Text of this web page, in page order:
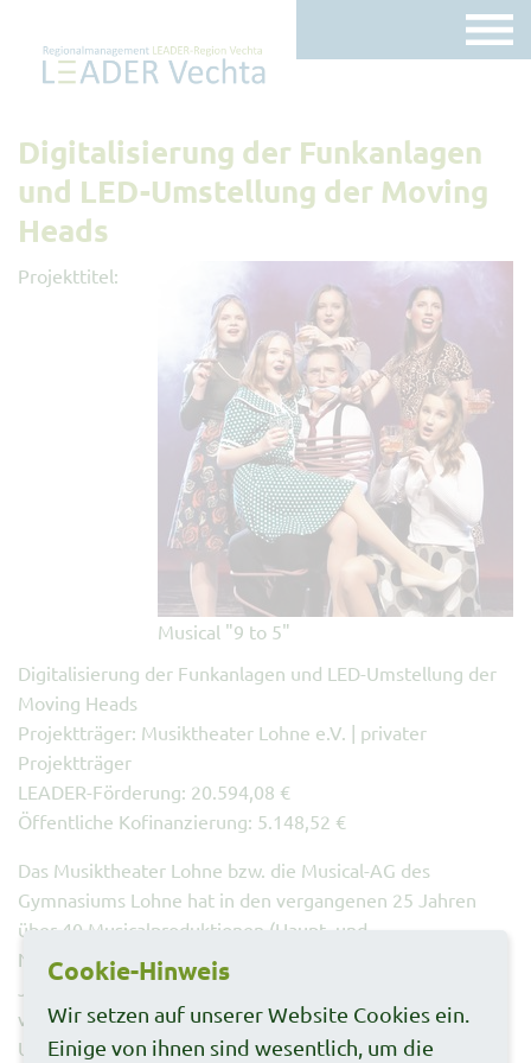
Digitalisierung der Funkanlagen
und LED-Umstellung der Moving
Heads
Musical "9 to 5"
Projekttitel:
Digitalisierung der Funkanlagen und LED-Umstellung der
Moving Heads
Projektträger: Musiktheater Lohne e.V. | privater
Projektträger
LEADER-Förderung: 20.594,08 €
Öffentliche Kofinanzierung: 5.148,52 €
Das Musiktheater Lohne bzw. die Musical-AG des
Gymnasiums Lohne hat in den vergangenen 25 Jahren
über 40 Musicalproduktionen (Haupt- und
Nachwuchsgruppe) aufgeführt. Über 100 Schüler aller
Jahrgänge arbeiten Jahr für Jahr an der Verwirklichung
von Träumen: Professionell orientierte Musical-
Unterhaltung auf der Schulbühne. Leidenschaftliche
Cookie-Hinweis
Wir setzen auf unserer Website Cookies ein.
Einige von ihnen sind wesentlich, um die